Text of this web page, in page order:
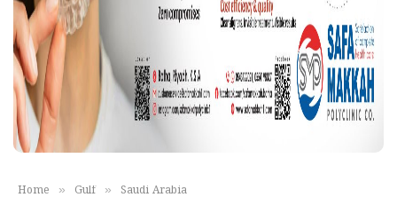
Home » Gulf » Saudi Arabia